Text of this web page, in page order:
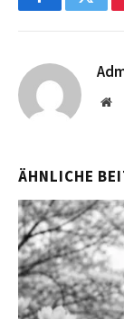
Facebook
ÄHNLICHE